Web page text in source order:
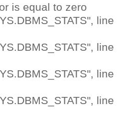
is equal to zero
line
line
line
line